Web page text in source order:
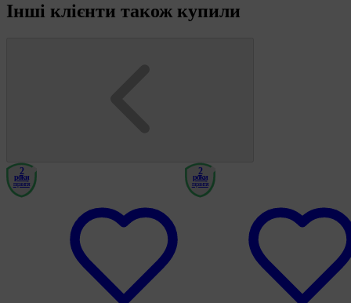
Інші клієнти також купили
2
роки
гарантія
2
роки
гарантія